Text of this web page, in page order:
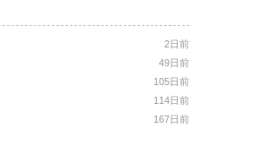
2日前
49日前
105日前
114日前
167日前